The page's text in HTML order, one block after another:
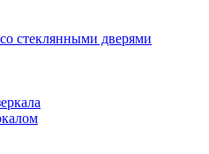
стеклянными дверями